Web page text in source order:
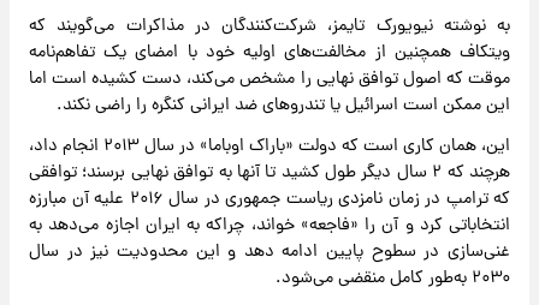
به نوشته نیویورک تایمز، شرکت‌کنندگان در مذاکرات می‌گویند که
ویتکاف همچنین از مخالفت‌های اولیه خود با امضای یک تفاهم‌نامه
موقت که اصول توافق نهایی را مشخص می‌کند، دست کشیده است اما
این ممکن است اسرائیل یا تندروهای ضد ایرانی کنگره را راضی نکند.
این، همان کاری است که دولت «باراک اوباما» در سال ۲۰۱۳ انجام داد،
هرچند که ۲ سال دیگر طول کشید تا آنها به توافق نهایی برسند؛ توافقی
که ترامپ در زمان نامزدی ریاست جمهوری در سال ۲۰۱۶ علیه آن مبارزه
انتخاباتی کرد و آن را «فاجعه» خواند، چراکه به ایران اجازه می‌دهد به
غنی‌سازی در سطوح پایین ادامه دهد و این محدودیت‌ نیز در سال
۲۰۳۰ به‌طور کامل منقضی می‌شود.